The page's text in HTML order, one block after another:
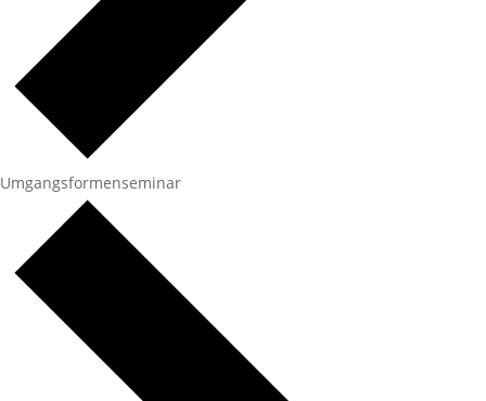
Umgangsformenseminar